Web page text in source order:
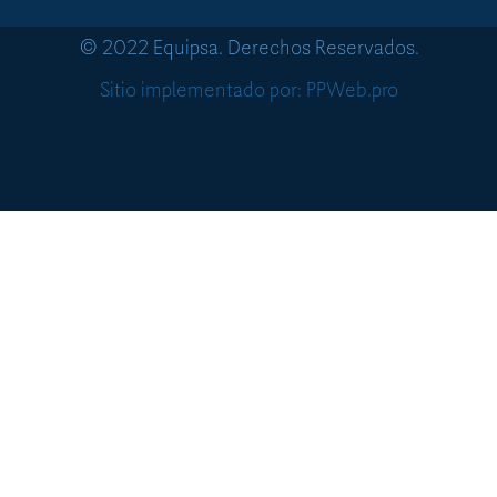
© 2022 Equipsa. Derechos Reservados.
Sitio implementado por: PPWeb.pro